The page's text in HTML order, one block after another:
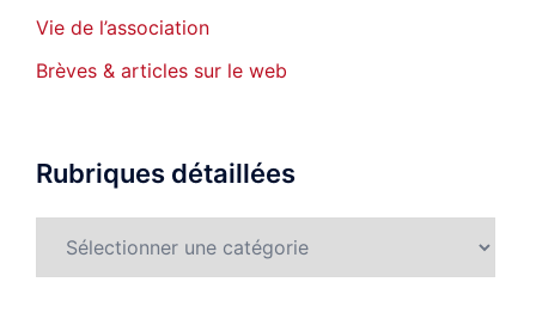
Vie de l’association
Brèves & articles sur le web
Rubriques détaillées